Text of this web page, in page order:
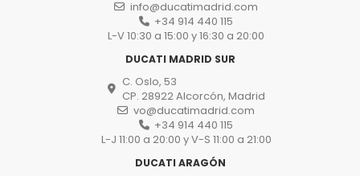
info@ducatimadrid.com
+34 914 440 115
L-V 10:30 a 15:00 y 16:30 a 20:00
DUCATI MADRID SUR
C. Oslo, 53
CP. 28922 Alcorcón, Madrid
vo@ducatimadrid.com
+34 914 440 115
L-J 11:00 a 20:00 y V-S 11:00 a 21:00
DUCATI ARAGÓN